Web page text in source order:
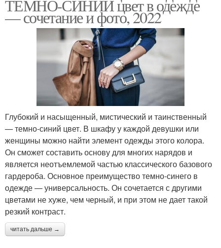
ТЕМНО-СИНИЙ цвет в одежде
— сочетание и фото, 2022
Глубокий и насыщенный, мистический и таинственный
— темно-синий цвет. В шкафу у каждой девушки или
женщины можно найти элемент одежды этого колора.
Он сможет составить основу для многих нарядов и
является неотъемлемой частью классического базового
гардероба. Основное преимущество темно-синего в
одежде — универсальность. Он сочетается с другими
цветами не хуже, чем черный, и при этом не дает такой
резкий контраст.
читать дальше →